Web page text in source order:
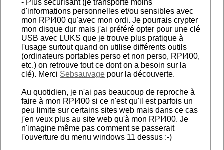
- Plus sécurisant (je transporte moins
d'informations personnelles et/ou sensibles avec
mon RPI400 qu'avec mon ordi. Je pourrais crypter
mon disque dur mais j'ai préféré opter pour une clé
USB avec LUKS que je trouve plus pratique à
l'usage surtout quand on utilise différents outils
(ordinateurs portables perso et non perso, RPI400,
etc.) on retrouve tout ce dont on a besoin sur la
clé). Merci Sebsauvage pour la découverte.
Au quotidien, je n'ai pas beaucoup de reproche à
faire à mon RPI400 si ce n'est qu'il est parfois un
peu limite sur certains sites web mais dans ce cas
j'en veux plus au site web qu'à mon RPI400. Je
n'imagine même pas comment se passerait
l'ouverture du menu windows 11 dessus :-)